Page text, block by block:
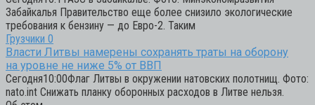
Забайкалья Правительство еще более снизило экологические
требования к бензину — до Евро-2. Таким
Грузчики 0
Власти Литвы намерены сохранять траты на оборону
на уровне не ниже 5% от ВВП
Сегодня10:00Флаг Литвы в окружении натовских полотнищ. Фото:
nato.int Снижать планку оборонных расходов в Литве нельзя.